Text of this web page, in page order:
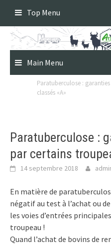
content
Top Menu
Main Menu
Paratuberculose :
classés «A»
Paratuberculose :
par certains
14 septembre 2018
En matière de
négatif au test à l’achat ou
les voies d’entrées
troupeau !
Quand l’achat de bovins de